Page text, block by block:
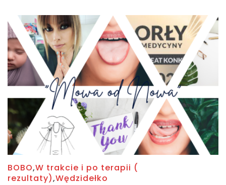
BOBO,W trakcie i po terapii (
rezultaty),Wędzidełko